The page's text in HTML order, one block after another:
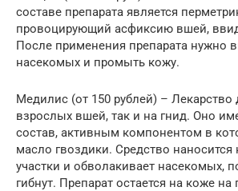
составе препарата является
провоцирующий асфиксию вшей,
После применения препарата нужно
насекомых и промыть кожу.
Медилис (от 150 рублей) – Лекарство
взрослых вшей, так и на гнид. Оно
состав, активным компонентом в
масло гвоздики. Средство
участки и обволакивает насекомых,
гибнут. Препарат остается на коже на